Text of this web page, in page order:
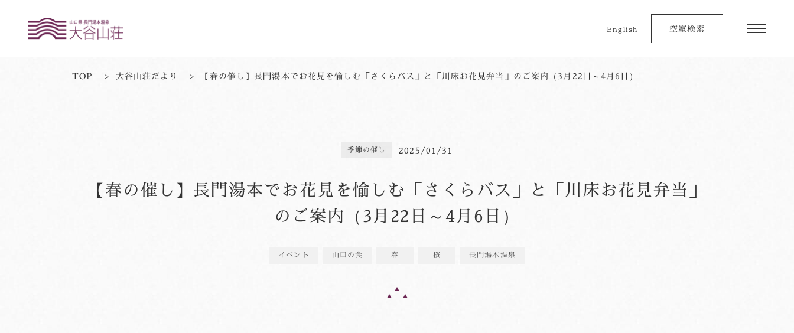
English 空室検索
TOP 大谷山荘だより 【春の催し】長門湯本でお花見を愉しむ「さくらバス」と「川床お花見弁当」のご案内（3月22日～4月6日）
季節の催し 2025/01/31
【春の催し】長門湯本でお花見を愉しむ「さくらバス」と「川床お花見弁当」
のご案内（3月22日～4月6日）
イベント 山口の食 春 桜 長門湯本温泉